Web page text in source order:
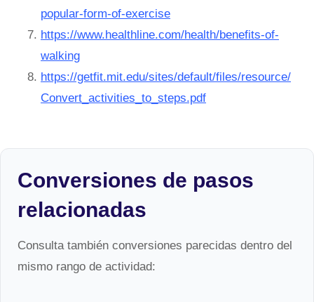
popular-form-of-exercise
https://www.healthline.com/health/benefits-of-
walking
https://getfit.mit.edu/sites/default/files/resource/
Convert_activities_to_steps.pdf
Conversiones de pasos
relacionadas
Consulta también conversiones parecidas dentro del
mismo rango de actividad: